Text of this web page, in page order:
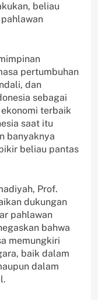
beliau
pertumbuhan
dan
sebagai
terbaik
saat itu
banyaknya
beliau pantas
Prof.
dukungan
pahlawan
bahwa
memungkiri
baik dalam
dalam